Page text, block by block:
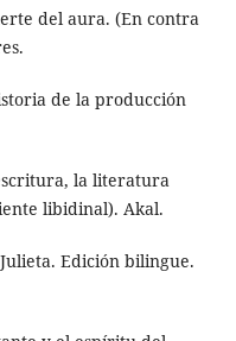
del aura. (En contra
de la producción
la literatura
libidinal). Akal.
Edición bilingue.